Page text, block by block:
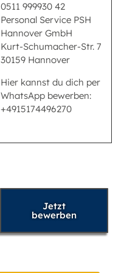
0511 999930 42
Personal Service PSH
Hannover GmbH
Kurt-Schumacher-Str. 7
30159 Hannover
Hier kannst du dich per
WhatsApp bewerben:
+4915174496270
Jetzt
bewerben